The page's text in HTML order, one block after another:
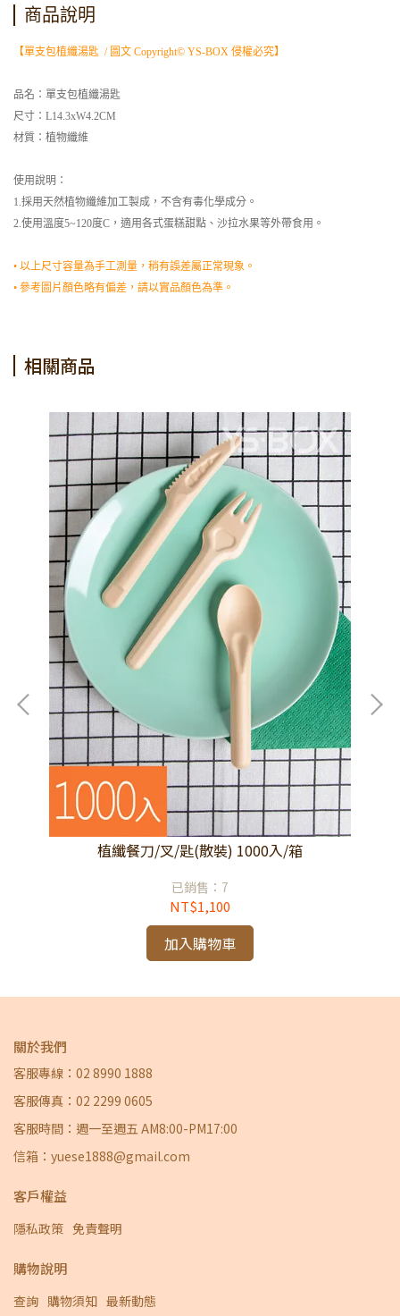
商品說明
【單支包植纖湯匙 / 圖文 Copyright© YS-BOX 侵權必究】
品名：單支包植纖湯匙
尺寸：L14.3xW4.2CM
材質：植物纖維
使用說明：
1.採用天然植物纖維加工製成，不含有毒化學成分。
2.使用溫度5~120度C，適用各式蛋糕甜點、沙拉水果等外帶食用。
• 以上尺寸容量為手工測量，稍有誤差屬正常現象。
• 參考圖片顏色略有偏差，請以實品顏色為準。
相關商品
植纖餐刀/叉/匙(散裝) 1000入/箱
已銷售：7
NT$1,100
加入購物車
關於我們
客服專線：02 8990 1888
客服傳真：02 2299 0605
客服時間：週一至週五 AM8:00-PM17:00
信箱：yuese1888@gmail.com
客戶權益
隱私政策 免責聲明
購物說明
查詢 購物須知 最新動態